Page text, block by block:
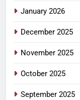
January 2026
December 2025
November 2025
October 2025
September 2025